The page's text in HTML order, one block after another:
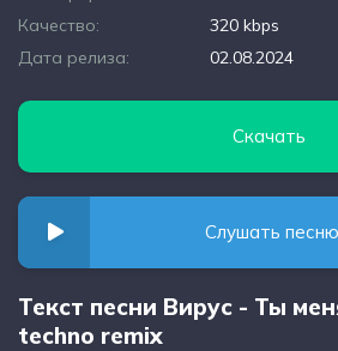
Качество:
320 kbps
Дата релиза:
02.08.2024
Скачать
Слушать
Текст песни Вирус - Ты
techno remix